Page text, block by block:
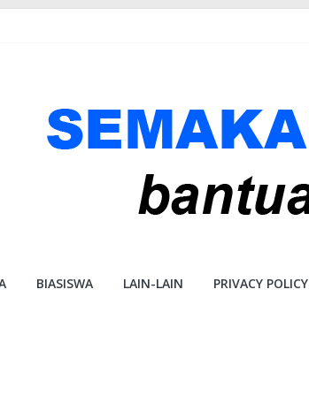
BIASISWA LAIN-LAIN PRIVACY POLICY